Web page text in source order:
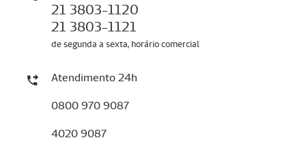
21 3803-1120
21 3803-1121
de segunda a sexta, horário comercial
Atendimento 24h
0800 970 9087
4020 9087